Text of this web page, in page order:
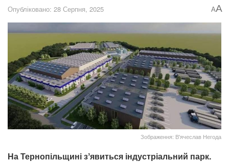
Опубліковано: 28 Серпня, 2025 AA
Зображення: В'ячеслав Негода
На Тернопільщині зʼявиться індустріальний парк.